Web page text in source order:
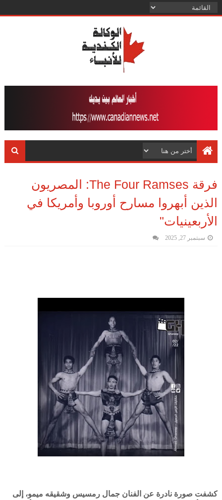
فرقة The Four Ramses: المصريون
الذين أبهروا مسارح أوروبا وأمريكا في
الأربعينيات"
سبتمبر 27, 2025
كشفت صورة نادرة عن الفنان جمال رمسيس وشقيقه ميمو، إلى